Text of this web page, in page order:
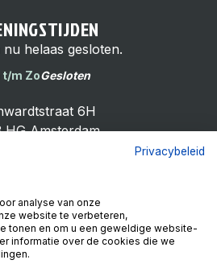
Bike Shop
nu helaas gesloten.
t/m ZoGesloten
6H
HG Amsterdam
Privacybeleid
analyse van onze
website te verbeteren,
tonen en om u een geweldige website-
informatie over de cookies die we